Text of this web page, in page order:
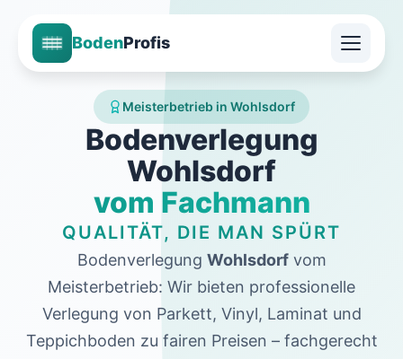
BodenProfis
Meisterbetrieb in Wohlsdorf
Bodenverlegung
Wohlsdorf
vom Fachmann
QUALITÄT, DIE MAN SPÜRT
Bodenverlegung Wohlsdorfvom
Meisterbetrieb: Wir bieten professionelle
Verlegung von Parkett, Vinyl, Laminat und
Teppichboden zu fairen Preisen – fachgerecht